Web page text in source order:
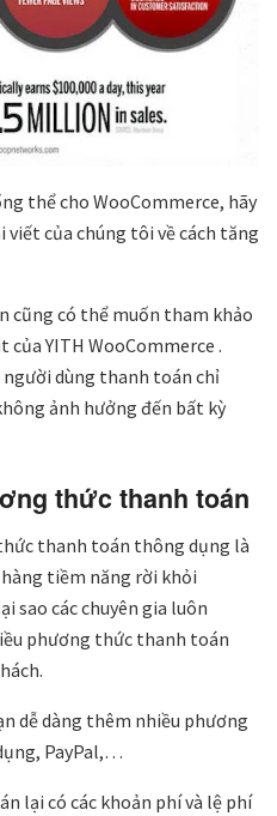
thể cho WooCommerce, hãy
của chúng tôi về cách tăng
cũng có thể muốn tham khảo
của YITH WooCommerce .
dùng thanh toán chỉ
ảnh hưởng đến bất kỳ
thức thanh toán
thanh toán thông dụng là
tiềm năng rời khỏi
sao các chuyên gia luôn
phương thức thanh toán
dễ dàng thêm nhiều phương
PayPal,…
lại có các khoản phí và lệ phí